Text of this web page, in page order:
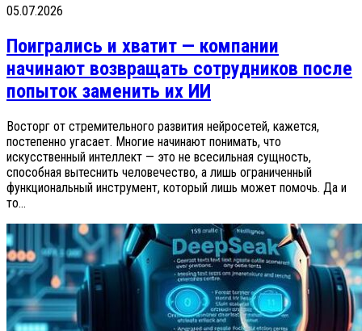
05.07.2026
Поигрались и хватит — компании
начинают возвращать сотрудников после
попыток заменить их ИИ
Восторг от стремительного развития нейросетей, кажется,
постепенно угасает. Многие начинают понимать, что
искусственный интеллект — это не всесильная сущность,
способная вытеснить человечество, а лишь ограниченный
функциональный инструмент, который лишь может помочь. Да и
то...